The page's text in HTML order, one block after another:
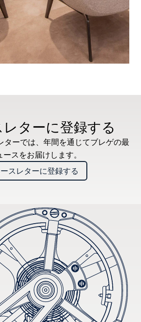
ターに登録する
ターでは、年間を通じてブレゲの最
ースをお届けします。
スレターに登録する